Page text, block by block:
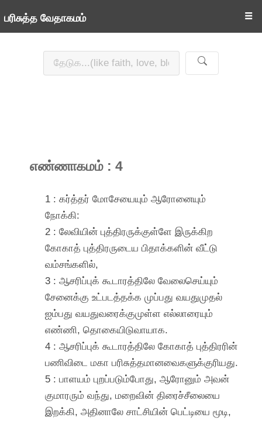
பரிசுத்த வேதாகமம் ☰
எண்ணாகமம் : 4
1 : கர்த்தர் மோசேயையும் ஆரோனையும்
நோக்கி:
2 : லேவியின் புத்திரருக்குள்ளே இருக்கிற
கோகாத் புத்திரருடைய பிதாக்களின் வீட்டு
வம்சங்களில்,
3 : ஆசரிப்புக் கூடாரத்திலே வேலைசெய்யும்
சேனைக்கு உட்படத்தக்க முப்பது வயதுமுதல்
ஐம்பது வயதுவரைக்குமுள்ள எல்லாரையும்
எண்ணி, தொகையிடுவாயாக.
4 : ஆசரிப்புக் கூடாரத்திலே கோகாத் புத்திரரின்
பணிவிடை மகா பரிசுத்தமானவைகளுக்குரியது.
5 : பாளயம் புறப்படும்போது, ஆரோனும் அவன்
குமாரரும் வந்து, மறைவின் திரைச்சீலையை
இறக்கி, அதினாலே சாட்சியின் பெட்டியை மூடி,